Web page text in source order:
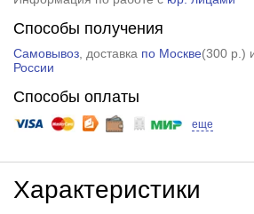
Способы получения
Самовывоз, доставка по Москве(300 р. )
России
Способы оплаты
еще
Характеристики